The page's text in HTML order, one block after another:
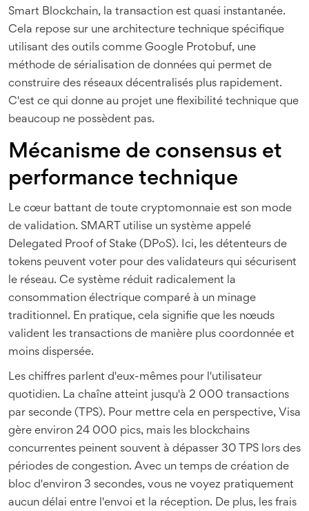
Smart Blockchain, la transaction est quasi instantanée.
Cela repose sur une architecture technique spécifique
utilisant des outils comme Google Protobuf, une
méthode de sérialisation de données qui permet de
construire des réseaux décentralisés plus rapidement.
C'est ce qui donne au projet une flexibilité technique que
beaucoup ne possèdent pas.
Mécanisme de consensus et
performance technique
Le cœur battant de toute cryptomonnaie est son mode
de validation. SMART utilise un système appelé
Delegated Proof of Stake (DPoS). Ici, les détenteurs de
tokens peuvent voter pour des validateurs qui sécurisent
le réseau. Ce système réduit radicalement la
consommation électrique comparé à un minage
traditionnel. En pratique, cela signifie que les nœuds
valident les transactions de manière plus coordonnée et
moins dispersée.
Les chiffres parlent d'eux-mêmes pour l'utilisateur
quotidien. La chaîne atteint jusqu'à 2 000 transactions
par seconde (TPS). Pour mettre cela en perspective, Visa
gère environ 24 000 pics, mais les blockchains
concurrentes peinent souvent à dépasser 30 TPS lors des
périodes de congestion. Avec un temps de création de
bloc d'environ 3 secondes, vous ne voyez pratiquement
aucun délai entre l'envoi et la réception. De plus, les frais